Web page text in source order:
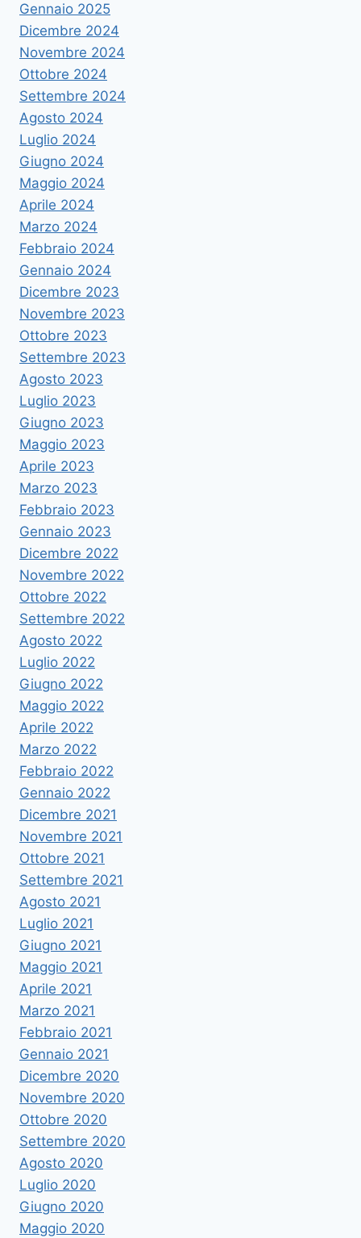
Gennaio 2025
Dicembre 2024
Novembre 2024
Ottobre 2024
Settembre 2024
Agosto 2024
Luglio 2024
Giugno 2024
Maggio 2024
Aprile 2024
Marzo 2024
Febbraio 2024
Gennaio 2024
Dicembre 2023
Novembre 2023
Ottobre 2023
Settembre 2023
Agosto 2023
Luglio 2023
Giugno 2023
Maggio 2023
Aprile 2023
Marzo 2023
Febbraio 2023
Gennaio 2023
Dicembre 2022
Novembre 2022
Ottobre 2022
Settembre 2022
Agosto 2022
Luglio 2022
Giugno 2022
Maggio 2022
Aprile 2022
Marzo 2022
Febbraio 2022
Gennaio 2022
Dicembre 2021
Novembre 2021
Ottobre 2021
Settembre 2021
Agosto 2021
Luglio 2021
Giugno 2021
Maggio 2021
Aprile 2021
Marzo 2021
Febbraio 2021
Gennaio 2021
Dicembre 2020
Novembre 2020
Ottobre 2020
Settembre 2020
Agosto 2020
Luglio 2020
Giugno 2020
Maggio 2020